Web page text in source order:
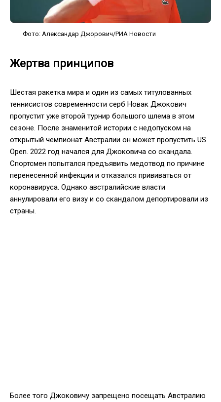
Фото: Александар Джорович/РИА Новости
Жертва принципов
Шестая ракетка мира и один из самых титулованных
теннисистов современности серб Новак Джокович
пропустит уже второй турнир большого шлема в этом
сезоне. После знаменитой истории с недопуском на
открытый чемпионат Австралии он может пропустить US
Open. 2022 год начался для Джоковича со скандала.
Спортсмен попытался предъявить медотвод по причине
перенесенной инфекции и отказался прививаться от
коронавируса. Однако австралийские власти
аннулировали его визу и со скандалом депортировали из
страны.
Более того Джоковичу запрещено посещать Австралию